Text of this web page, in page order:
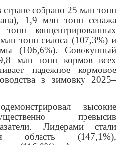
собрано 25 млн тонн
1,9 млн тонн сенажа
концентрированных
тонн силоса (107,3%) и
(106,6%). Совокупный
млн тонн кормов всех
надежное кормовое
в зимовку 2025–
высокие
превысив
Лидерами стали
область (147,1%),